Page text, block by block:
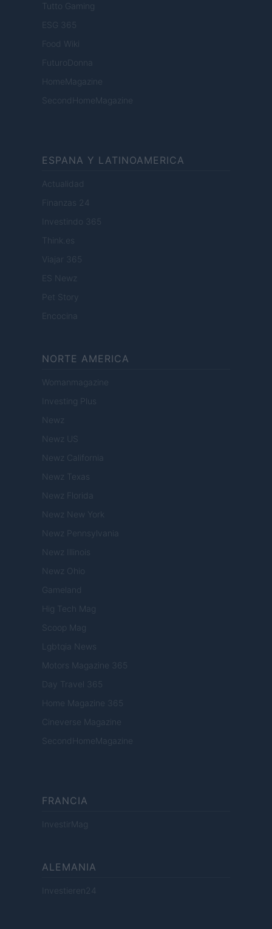
Tutto Gaming
ESG 365
Food Wiki
FuturoDonna
HomeMagazine
SecondHomeMagazine
ESPANA Y LATINOAMERICA
Actualidad
Finanzas 24
Investindo 365
Think.es
Viajar 365
ES Newz
Pet Story
Encocina
NORTE AMERICA
Womanmagazine
Investing Plus
Newz
Newz US
Newz California
Newz Texas
Newz Florida
Newz New York
Newz Pennsylvania
Newz Illinois
Newz Ohio
Gameland
Hig Tech Mag
Scoop Mag
Lgbtqia News
Motors Magazine 365
Day Travel 365
Home Magazine 365
Cineverse Magazine
SecondHomeMagazine
FRANCIA
InvestirMag
ALEMANIA
Investieren24